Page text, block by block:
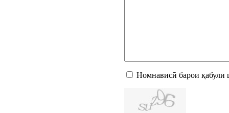
Номнависӣ барои қабули